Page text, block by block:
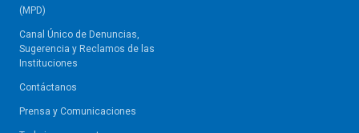
(MPD)
Canal Único de Denuncias,
Sugerencia y Reclamos de las
Instituciones
Contáctanos
Prensa y Comunicaciones